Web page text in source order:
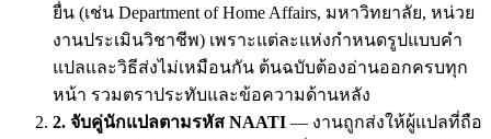
ยื่น (เช่น Department of Home Affairs, มหาวิทยาลัย, หน่วย
งานประเมินวิชาชีพ) เพราะแต่ละแห่งกำหนดรูปแบบคำ
แปลและวิธีส่งไม่เหมือนกัน ต้นฉบับต้องอ่านออกครบทุก
หน้า รวมตราประทับและข้อความด้านหลัง
2. จับคู่นักแปลตามรหัส NAATI — งานถูกส่งให้ผู้แปลที่ถือ